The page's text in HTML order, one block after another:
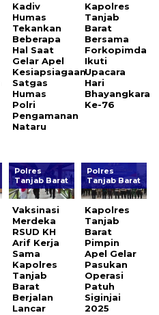
Kadiv
Humas
Tekankan
Beberapa
Hal Saat
Gelar Apel
Kesiapsiagaan
Satgas
Humas
Polri
Pengamanan
Nataru
Kapolres
Tanjab
Barat
Bersama
Forkopimda
Ikuti
Upacara
Hari
Bhayangkara
Ke-76
Polres
Tanjab Barat
Vaksinasi
Merdeka
RSUD KH
Arif Kerja
Sama
Kapolres
Tanjab
Barat
Berjalan
Lancar
Polres
Tanjab Barat
Kapolres
Tanjab
Barat
Pimpin
Apel Gelar
Pasukan
Operasi
Patuh
Siginjai
2025